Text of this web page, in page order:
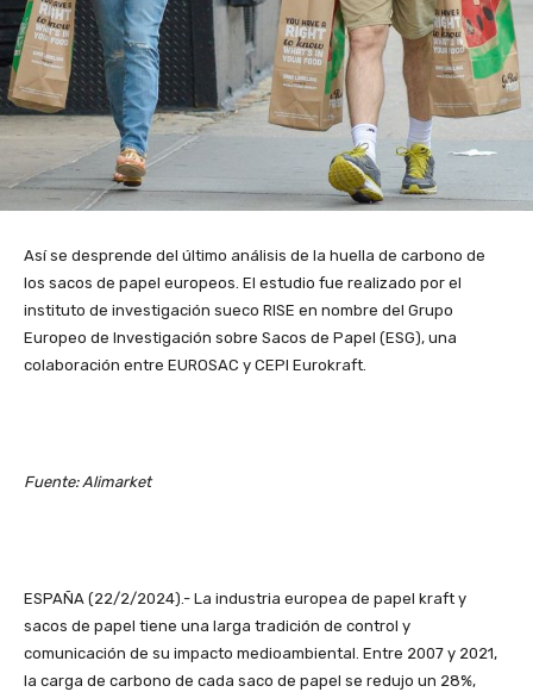
Así se desprende del último análisis de la huella de carbono de
los sacos de papel europeos. El estudio fue realizado por el
instituto de investigación sueco RISE en nombre del Grupo
Europeo de Investigación sobre Sacos de Papel (ESG), una
colaboración entre EUROSAC y CEPI Eurokraft.
Fuente: Alimarket
ESPAÑA (22/2/2024).- La industria europea de papel kraft y
sacos de papel tiene una larga tradición de control y
comunicación de su impacto medioambiental. Entre 2007 y 2021,
la carga de carbono de cada saco de papel se redujo un 28%,